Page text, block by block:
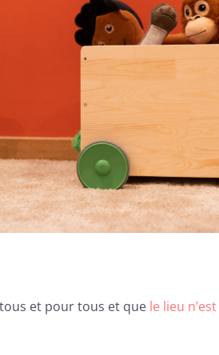
et pour tous et que le lieu n’est